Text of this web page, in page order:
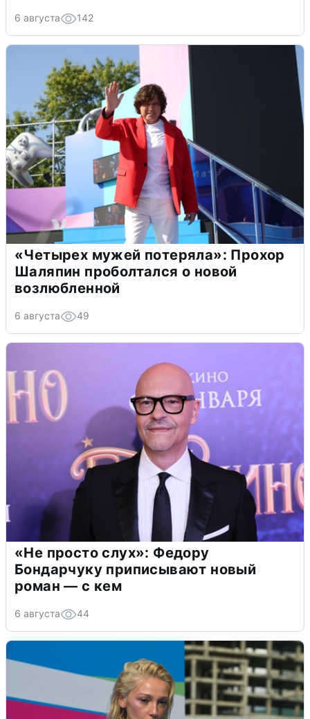
6 августа 142
«Четырех мужей потеряла»: Прохор
Шаляпин проболтался о новой
возлюбленной
6 августа 49
«Не просто слух»: Федору
Бондарчуку приписывают новый
роман — с кем
6 августа 44